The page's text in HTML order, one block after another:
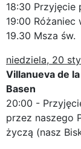
18:30 Przyjęcie
19:00
19.30 Msza św.
niedziela, 20
Villanueva de
Basen
20:00 -
przez naszego
życzą (nasz